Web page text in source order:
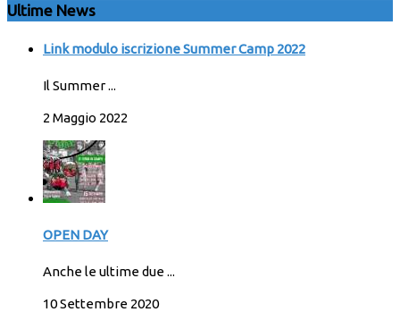
Ultime News
Link modulo iscrizione Summer Camp 2022
Il Summer ...
2 Maggio 2022
OPEN DAY
Anche le ultime due ...
10 Settembre 2020